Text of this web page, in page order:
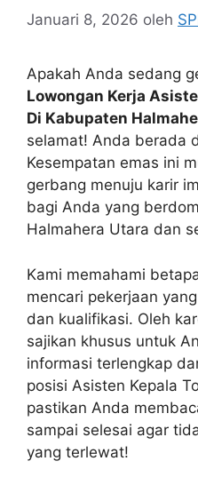
Januari 8, 2026 oleh
Apakah Anda sedang
Lowongan Kerja
Di Kabupaten
selamat! Anda berada
Kesempatan emas ini
gerbang menuju karir
bagi Anda yang
Halmahera Utara dan
Kami memahami
mencari pekerjaan
dan kualifikasi. Oleh
sajikan khusus untuk
informasi terlengkap
posisi Asisten Kepala
pastikan Anda
sampai selesai agar
yang terlewat!